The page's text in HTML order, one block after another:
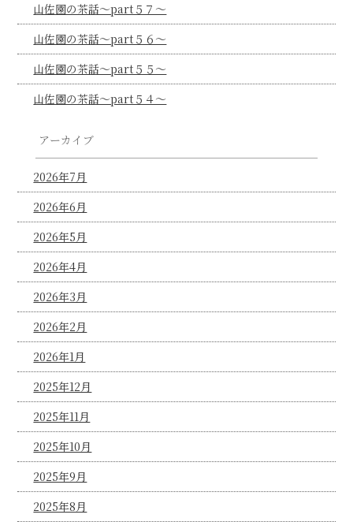
山佐園の茶話～part５７～
山佐園の茶話～part５６～
山佐園の茶話～part５５～
山佐園の茶話～part５４～
アーカイブ
2026年7月
2026年6月
2026年5月
2026年4月
2026年3月
2026年2月
2026年1月
2025年12月
2025年11月
2025年10月
2025年9月
2025年8月